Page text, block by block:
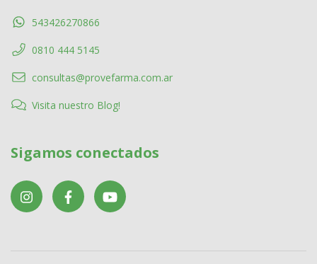
543426270866
0810 444 5145
consultas@provefarma.com.ar
Visita nuestro Blog!
Sigamos conectados